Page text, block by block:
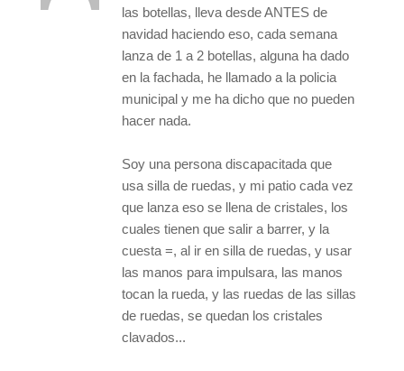
las botellas, lleva desde ANTES de
navidad haciendo eso, cada semana
lanza de 1 a 2 botellas, alguna ha dado
en la fachada, he llamado a la policia
municipal y me ha dicho que no pueden
hacer nada.
Soy una persona discapacitada que
usa silla de ruedas, y mi patio cada vez
que lanza eso se llena de cristales, los
cuales tienen que salir a barrer, y la
cuesta =, al ir en silla de ruedas, y usar
las manos para impulsara, las manos
tocan la rueda, y las ruedas de las sillas
de ruedas, se quedan los cristales
clavados...